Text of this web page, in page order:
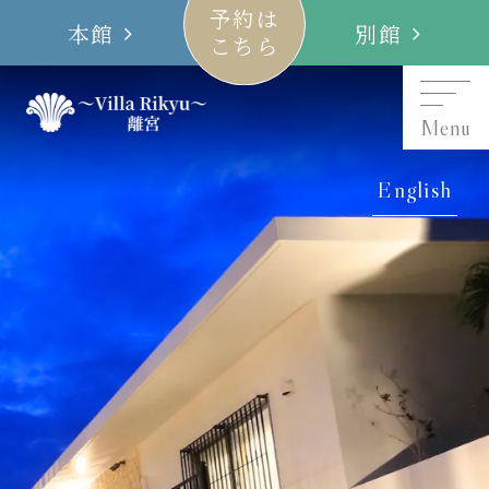
Menu
English
本館
予約は
こちら
別館